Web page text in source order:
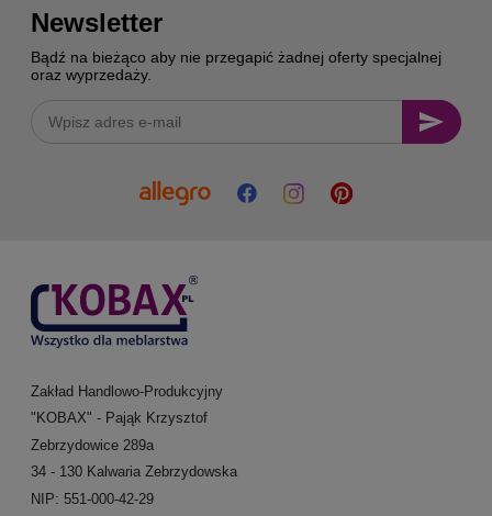
Newsletter
Bądź na bieżąco aby nie przegapić żadnej oferty specjalnej
oraz wyprzedaży.
Zakład Handlowo-Produkcyjny
"KOBAX" - Pająk Krzysztof
Zebrzydowice 289a
34 - 130 Kalwaria Zebrzydowska
NIP: 551-000-42-29